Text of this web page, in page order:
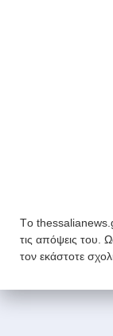
Tο
τις απόψεις του.
τον εκάστοτε